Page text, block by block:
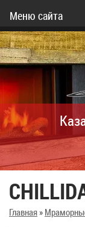
Меню сайта
Главная»